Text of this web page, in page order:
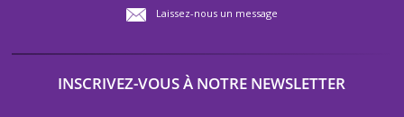
Laissez-nous un message
INSCRIVEZ-VOUS À NOTRE NEWSLETTER